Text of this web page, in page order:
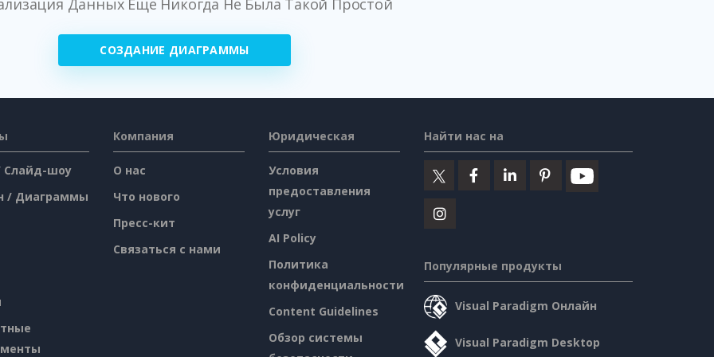
Данных Еще Никогда Не Была Такой Простой
СОЗДАНИЕ ДИАГРАММЫ
Слайд-шоу
/ Диаграммы
Компания
О нас
Что нового
Пресс-кит
Связаться с нами
Юридическая
Условия
предоставления
услуг
AI Policy
Политика
конфиденциальности
Content Guidelines
Обзор системы
Найти нас на
Популярные продукты
Visual Paradigm Онлайн
Visual Paradigm Desktop